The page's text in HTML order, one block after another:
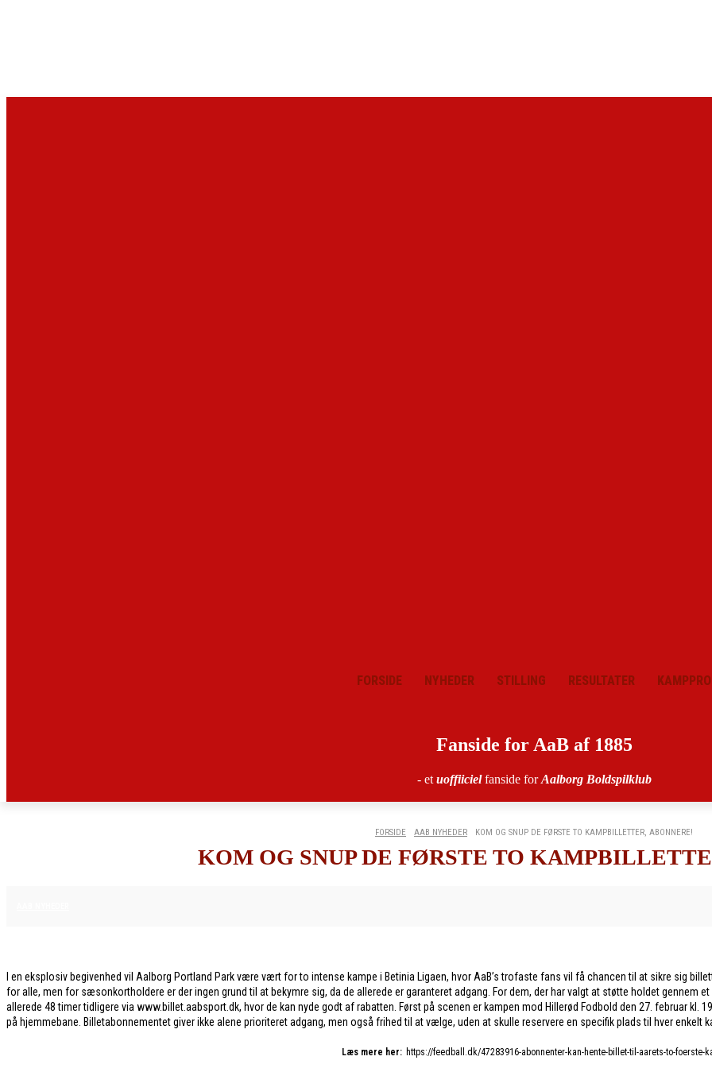
FORSIDE NYHEDER STILLING RESULTATER
Fanside for AaB af 1885
- et uoffiicielfanside forAalborg Boldspilklub
FORSIDE AAB NYHEDER KOM OG SNUP DE FØRSTE TO KAMPBILLETTER, ABONNERE!
KOM OG SNUP DE FØRSTE TO
I en eksplosiv begivenhed vil Aalborg Portland Park være vært for to intense kampe i Betinia Ligaen, hvor AaB’s trofaste fans vil få chancen til at sikre sig
for alle, men for sæsonkortholdere er der ingen grund til at bekymre sig, da de allerede er garanteret adgang. For dem, der har valgt at støtte holdet gennem
allerede 48 timer tidligere via www.billet.aabsport.dk, hvor de kan nyde godt af rabatten. Først på scenen er kampen mod Hillerød Fodbold den 27. februar kl.
på hjemmebane. Billetabonnementet giver ikke alene prioriteret adgang, men også frihed til at vælge, uden at skulle reservere en specifik plads til hver enkelt
Læs mere her: https://feedball.dk/47283916-abonnenter-kan-hente-billet-til-aarets-to-foerste-